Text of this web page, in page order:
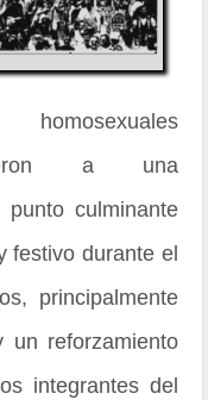
a una
punto culminante
festivo durante el
principalmente
un reforzamiento
integrantes del